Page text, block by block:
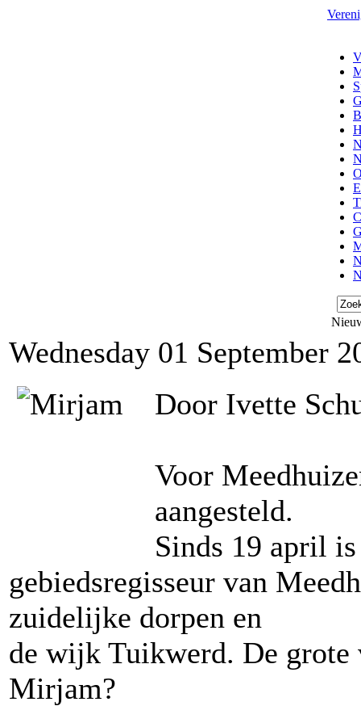
Wednesday 01 September
Door Ivette
Voor
aangesteld.
Sinds 19 april
gebiedsregisseur van
zuidelijke dorpen en
de wijk Tuikwerd. De
Mirjam?